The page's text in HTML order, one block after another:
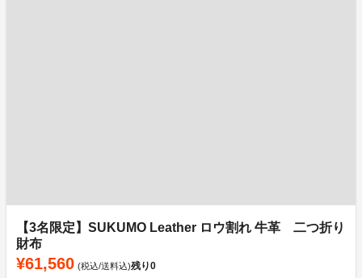
【3名限定】SUKUMO Leather ロウ割れ 牛革 二つ折り
財布
¥61,560 (税込/送料込)残り0